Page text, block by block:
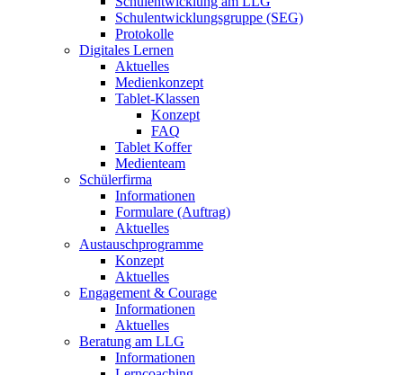
Schulentwicklungsgruppe (SEG)
Protokolle
Digitales Lernen
Aktuelles
Medienkonzept
Tablet-Klassen
Konzept
FAQ
Tablet Koffer
Medienteam
Schülerfirma
Informationen
Formulare (Auftrag)
Aktuelles
Austauschprogramme
Konzept
Aktuelles
Engagement & Courage
Informationen
Aktuelles
Beratung am LLG
Informationen